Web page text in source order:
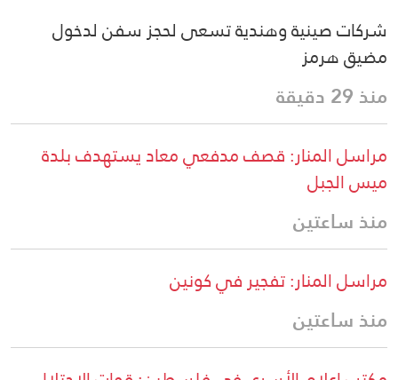
شركات صينية وهندية تسعى لحجز سفن لدخول
مضيق هرمز
منذ 29 دقيقة
مراسل المنار: قصف مدفعي معاد يستهدف بلدة
ميس الجبل
منذ ساعتين
مراسل المنار: تفجير في كونين
منذ ساعتين